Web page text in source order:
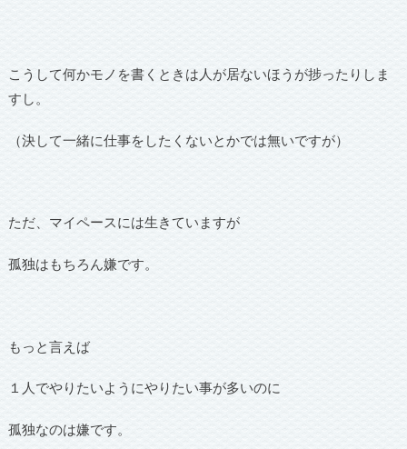
こうして何かモノを書くときは人が居ないほうが捗ったりしま
すし。
（決して一緒に仕事をしたくないとかでは無いですが）
ただ、マイペースには生きていますが
孤独はもちろん嫌です。
もっと言えば
１人でやりたいようにやりたい事が多いのに
孤独なのは嫌です。